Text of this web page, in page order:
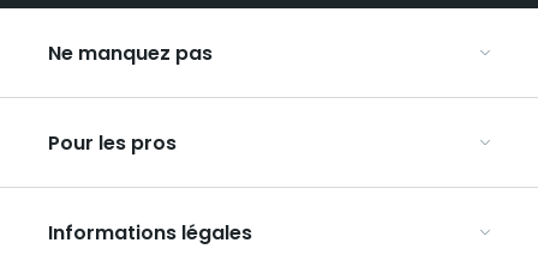
Ne manquez pas
Week-end insolite en Grand Est
Week-end spa en Grand Est
Hébergements insolites
Pour les pros
Organisez vos voyages en groupe
Informations légales